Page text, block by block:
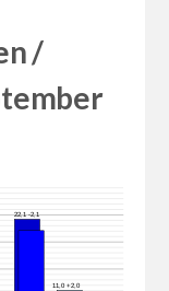
/
22,1 -2,1
11,0 +2,0